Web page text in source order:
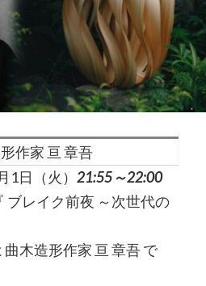
作家 亘 章吾
日（火） 21:55～22:00
ブレイク前夜 ～次世代の
木造形作家 亘 章吾 で